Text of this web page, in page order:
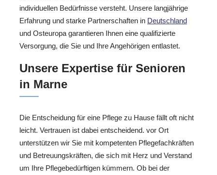
individuellen Bedürfnisse versteht. Unsere langjährige
Erfahrung und starke Partnerschaften in Deutschland
und Osteuropa garantieren Ihnen eine qualifizierte
Versorgung, die Sie und Ihre Angehörigen entlastet.
Unsere Expertise für Senioren
in Marne
Die Entscheidung für eine Pflege zu Hause fällt oft nicht
leicht. Vertrauen ist dabei entscheidend. vor Ort
unterstützen wir Sie mit kompetenten Pflegefachkräften
und Betreuungskräften, die sich mit Herz und Verstand
um Ihre Pflegebedürftigen kümmern. Ob bei der